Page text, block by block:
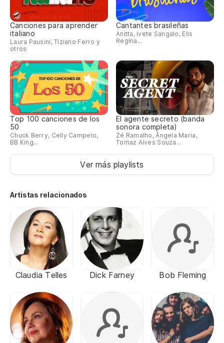
Canciones para aprender
italiano
Laura Pausini, Tiziano Ferro y
otros
Cantantes brasileñas
Anitta, Ivete Sangalo, Elis
Regina...
Top 100 canciones de los
50
Chuck Berry, Celly Campelo,
BB King...
El agente secreto (banda
sonora completa)
Zé Ramalho, Ângela Maria,
Tomaz Alves Souza...
Ver más playlists
Artistas relacionados
Claudia Telles Dick Farney Bob Fleming